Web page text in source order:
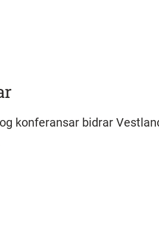
konferansar bidrar